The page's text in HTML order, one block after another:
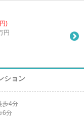
)
円
ション
歩4分
6分